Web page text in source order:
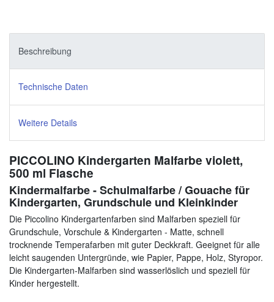
Beschreibung
Technische Daten
Weitere Details
PICCOLINO Kindergarten Malfarbe violett,
500 ml Flasche
Kindermalfarbe - Schulmalfarbe / Gouache für
Kindergarten, Grundschule und Kleinkinder
Die Piccolino Kindergartenfarben sind Malfarben speziell für
Grundschule, Vorschule & Kindergarten - Matte, schnell
trocknende Temperafarben mit guter Deckkraft. Geeignet für alle
leicht saugenden Untergründe, wie Papier, Pappe, Holz, Styropor.
Die Kindergarten-Malfarben sind wasserlöslich und speziell für
Kinder hergestellt.